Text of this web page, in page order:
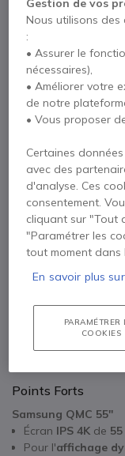
x1
Payez en 4 sans
Points Forts
Samsung QMC 55''
Écran IPS 4K de
Pour l'affichage
Gestion de vos
Nous utilisons
:
• Assurer le
nécessaires),
• Améliorer votre
de notre
• Vous proposer
Certaines
avec des
d'analyse. Ces
consentement.
cliquant sur "Tout
"Paramétrer les
tout moment dans
En savoir plus
PARAMÉTRER
COOKIES